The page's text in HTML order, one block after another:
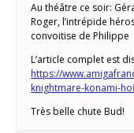
Au théâtre ce soir:
Roger, l’intrépide
convoitise de Philippe
L’article complet est
https://
knightmare-konami-
Très belle chute Bud!